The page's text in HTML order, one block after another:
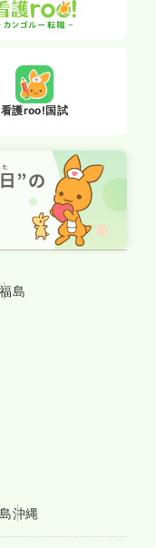
看護roo!国試
福島
沖縄